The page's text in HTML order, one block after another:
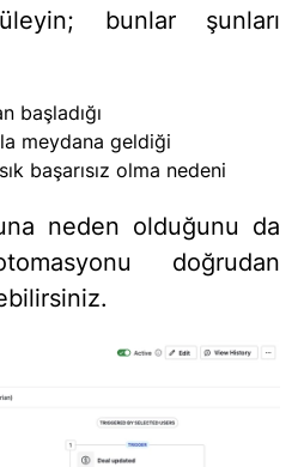
bunlar şunları
başladığı
meydana geldiği
başarısız olma nedeni
neden olduğunu da
doğrudan